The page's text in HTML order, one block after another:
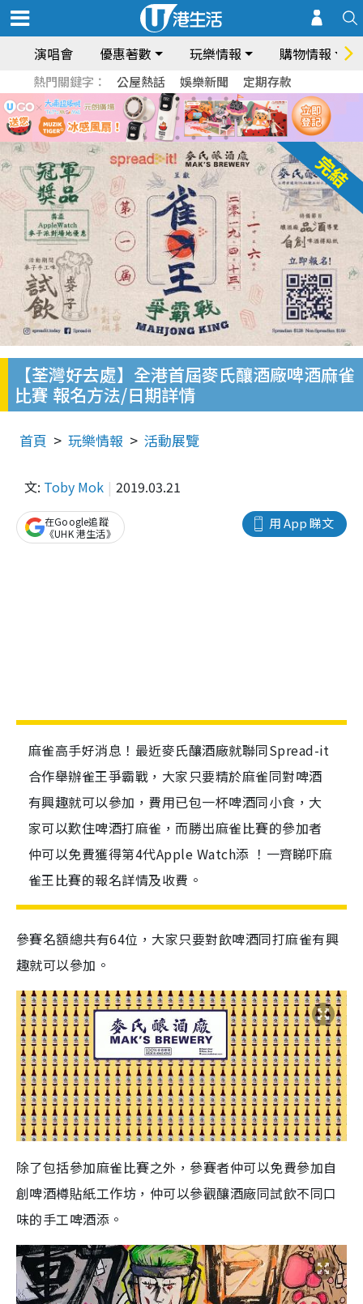
演唱會 優惠著數 玩樂情報 購物情報
熱門關鍵字： 公屋熱話 娛樂新聞 定期存款
【荃灣好去處】全港首屆麥氏釀酒廠啤酒麻雀
比賽 報名方法/日期詳情
首頁 玩樂情報 活動展覽
文: Toby Mok 2019.03.21
用 App 睇文
在Google追蹤
《UHK 港生活》
麻雀高手好消息！最近麥氏釀酒廠就聯同Spread-it
合作舉辦雀王爭霸戰，大家只要精於麻雀同對啤酒
有興趣就可以參加，費用已包一杯啤酒同小食，大
家可以歎住啤酒打麻雀，而勝出麻雀比賽的參加者
仲可以免費獲得第4代Apple Watch添 ！一齊睇吓麻
雀王比賽的報名詳情及收費。
參賽名額總共有64位，大家只要對飲啤酒同打麻雀有興
趣就可以參加。
除了包括參加麻雀比賽之外，參賽者仲可以免費參加自
創啤酒樽貼紙工作坊，仲可以參觀釀酒廠同試飲不同口
味的手工啤酒添。